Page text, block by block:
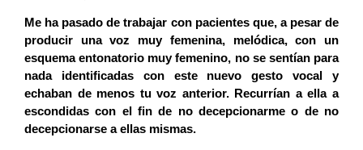
Me ha pasado de trabajar con pacientes que, a pesar de
producir una voz muy femenina, melódica, con un
esquema entonatorio muy femenino, no se sentían para
nada identificadas con este nuevo gesto vocal y
echaban de menos tu voz anterior. Recurrían a ella a
escondidas con el fin de no decepcionarme o de no
decepcionarse a ellas mismas.